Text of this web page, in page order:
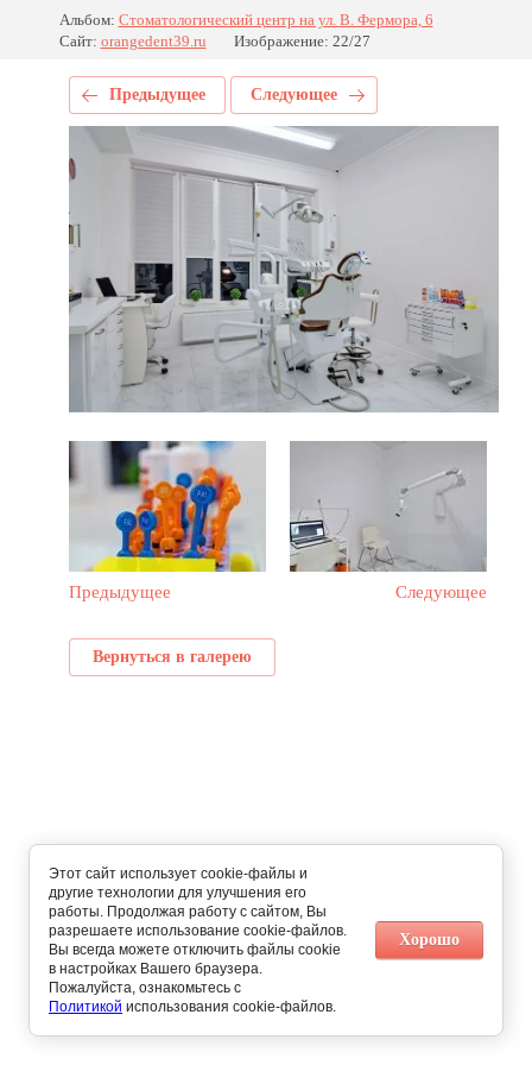
Альбом: Стоматологический центр на ул. В. Фермора, 6
Сайт: orangedent39.ru Изображение: 22/27
Предыдущее Следующее
Предыдущее Следующее
Вернуться в галерею
Этот сайт использует cookie-файлы и
другие технологии для улучшения его
работы. Продолжая работу с сайтом, Вы
разрешаете использование cookie-файлов.
Вы всегда можете отключить файлы cookie
в настройках Вашего браузера.
Пожалуйста, ознакомьтесь с
Политикой использования cookie-файлов.
Хорошо